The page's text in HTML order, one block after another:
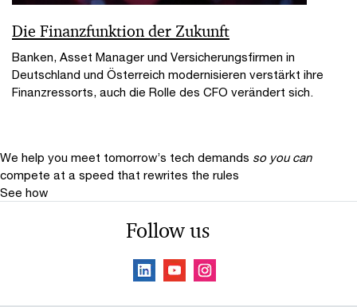
Die Finanzfunktion der Zukunft
Banken, Asset Manager und Versicherungsfirmen in
Deutschland und Österreich modernisieren verstärkt ihre
Finanzressorts, auch die Rolle des CFO verändert sich.
We help you meet tomorrow’s tech demands so you can
compete at a speed that rewrites the rules
See how
Follow us